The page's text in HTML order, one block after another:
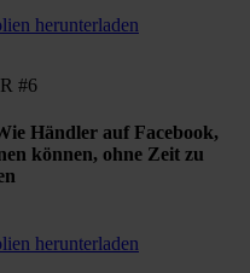
herunterladen
#6
Händler auf Facebook,
können, ohne Zeit zu
herunterladen